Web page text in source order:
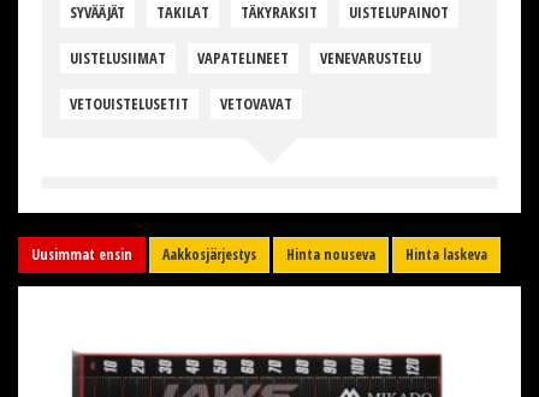
SYVÄÄJÄT TAKILAT TÄKYRAKSIT UISTELUPAINOT
UISTELUSIIMAT VAPATELINEET VENEVARUSTELU
VETOUISTELUSETIT VETOVAVAT
Uusimmat ensin Aakkosjärjestys Hinta nouseva Hinta laskeva